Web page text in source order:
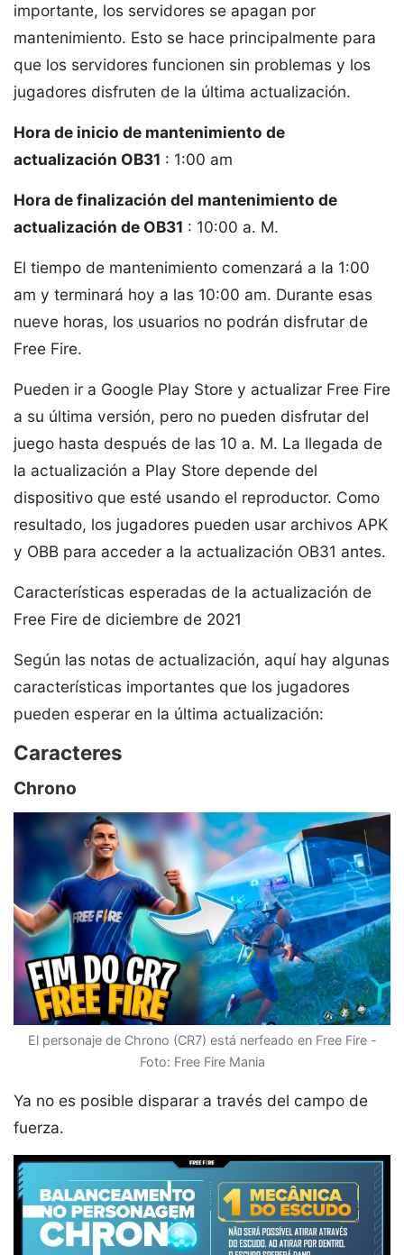
importante, los servidores se apagan por
mantenimiento. Esto se hace principalmente para
que los servidores funcionen sin problemas y los
jugadores disfruten de la última actualización.
Hora de inicio de mantenimiento de
actualización OB31 : 1:00 am
Hora de finalización del mantenimiento de
actualización de OB31 : 10:00 a. M.
El tiempo de mantenimiento comenzará a la 1:00
am y terminará hoy a las 10:00 am. Durante esas
nueve horas, los usuarios no podrán disfrutar de
Free Fire.
Pueden ir a Google Play Store y actualizar Free Fire
a su última versión, pero no pueden disfrutar del
juego hasta después de las 10 a. M. La llegada de
la actualización a Play Store depende del
dispositivo que esté usando el reproductor. Como
resultado, los jugadores pueden usar archivos APK
y OBB para acceder a la actualización OB31 antes.
Características esperadas de la actualización de
Free Fire de diciembre de 2021
Según las notas de actualización, aquí hay algunas
características importantes que los jugadores
pueden esperar en la última actualización:
Caracteres
Chrono
El personaje de Chrono (CR7) está nerfeado en Free Fire -
Foto: Free Fire Mania
Ya no es posible disparar a través del campo de
fuerza.